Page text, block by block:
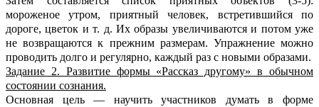
мороженое утром, приятный человек, встретившийся по
дороге, цветок и т. д. Их образы увеличиваются и потом уже
не возвращаются к прежним размерам. Упражнение можно
проводить долго и регулярно, каждый раз с новыми образами.
Задание 2. Развитие формы «Рассказ другому» в обычном
состоянии сознания.
Основная цель — научить участников думать в форме